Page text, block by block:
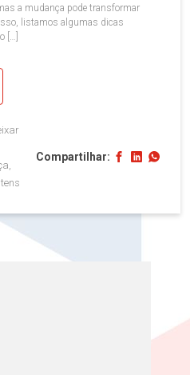
a mudança pode transformar
listamos algumas dicas
[…]
Compartilhar: